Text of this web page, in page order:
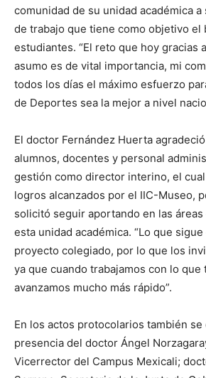
comunidad de su unidad académica a
de trabajo que tiene como objetivo el
estudiantes. “El reto que hoy gracias
asumo es de vital importancia, mi
todos los días el máximo esfuerzo
de Deportes sea la mejor a nivel
El doctor Fernández Huerta
alumnos, docentes y personal
gestión como director interino, el
logros alcanzados por el IIC-Museo,
solicitó seguir aportando en las
esta unidad académica. “Lo que
proyecto colegiado, por lo que los
ya que cuando trabajamos con lo que
avanzamos mucho más rápido”.
En los actos protocolarios también se
presencia del doctor Ángel
Vicerrector del Campus Mexicali;